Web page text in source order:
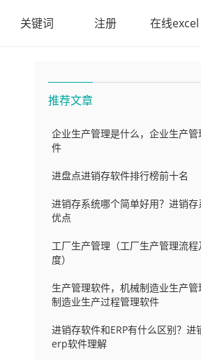
关键词 注册 在线excel
推荐文章
企业生产管理是什么，企业生产管
件
进盘点进销存软件排行榜前十名
进销存系统哪个简单好用？进销存
优点
工厂生产管理（工厂生产管理流程
度）
生产管理软件，机械制造业生产管
制造业生产过程管理软件
进销存软件和ERP有什么区别？进
erp软件理解